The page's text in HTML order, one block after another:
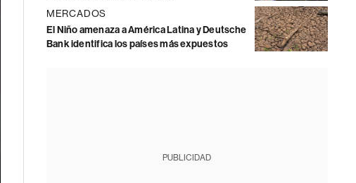
MERCADOS
El Niño amenaza a América Latina y Deutsche
Bank identifica los países más expuestos
PUBLICIDAD